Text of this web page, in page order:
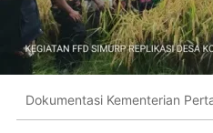
Dokumentasi Kementerian